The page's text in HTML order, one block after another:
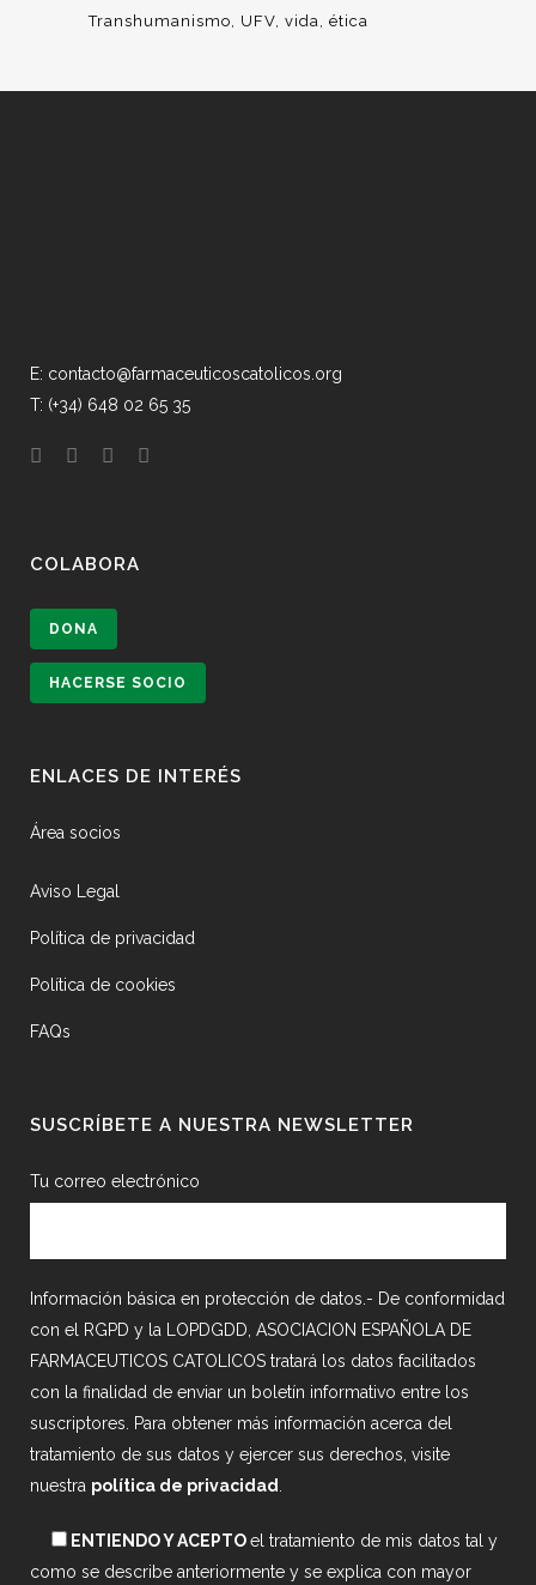
Transhumanismo
UFV vida ética
E: contacto@farmaceuticoscatolicos.org
T: (+34) 648 02 65 35
COLABORA
DONA
HACERSE SOCIO
ENLACES DE INTERÉS
Área socios
Aviso Legal
Política de privacidad
Política de cookies
FAQs
SUSCRÍBETE A NUESTRA NEWSLETTER
Tu correo electrónico
Información básica en protección de datos.- De conformidad
con el RGPD y la LOPDGDD, ASOCIACION ESPAÑOLA DE
FARMACEUTICOS CATOLICOS tratará los datos facilitados
con la finalidad de enviar un boletín informativo entre los
suscriptores. Para obtener más información acerca del
tratamiento de sus datos y ejercer sus derechos, visite
nuestra política de privacidad
ENTIENDO Y ACEPTOel tratamiento de mis datos tal y
como se describe anteriormente y se explica con mayor